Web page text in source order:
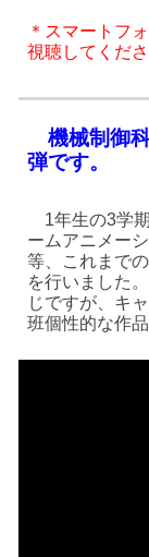
＊スマートフ
視聴してくださ
機械制御
弾です。
1年生の3学
ームアニメー
等、これまで
を行いました
じですが、キ
班個性的な作